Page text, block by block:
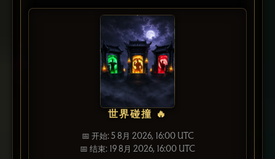
世界碰撞 🔥
📅 开始: 5 8月 2026, 16:00 UTC
📅 结束: 19 8月 2026, 16:00 UTC